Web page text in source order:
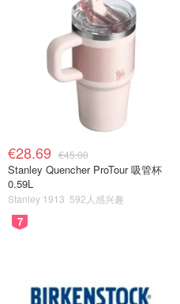
€28.69 €45.00
Stanley Quencher ProTour 吸管杯
0.59L
Stanley 1913 592人感兴趣
7